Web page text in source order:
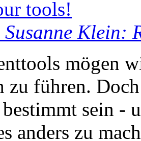
tools!
Susanne Klein:
mögen
zu führen.
sein -
anders zu